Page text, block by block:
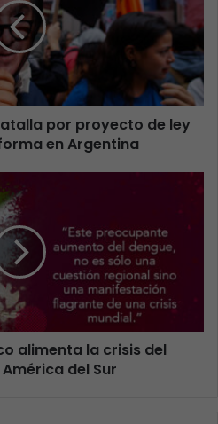
por proyecto de ley
en Argentina
alimenta la crisis del
del Sur